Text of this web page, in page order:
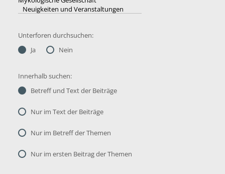
Unterforen durchsuchen:
Ja
Nein
Innerhalb suchen:
Betreff und Text der Beiträge
Nur im Text der Beiträge
Nur im Betreff der Themen
Nur im ersten Beitrag der Themen